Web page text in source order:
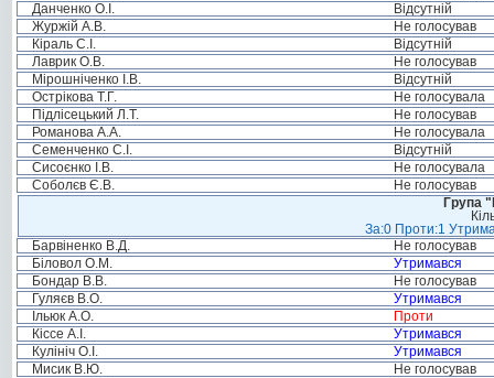
Данченко О.І.
Відсутній
Журжій А.В.
Не голосував
Кіраль С.І.
Відсутній
Лаврик О.В.
Не голосував
Мірошніченко І.В.
Відсутній
Острікова Т.Г.
Не голосувала
Підлісецький Л.Т.
Не голосував
Романова А.А.
Не голосувала
Семенченко С.І.
Відсутній
Сисоєнко І.В.
Не голосувала
Соболєв Є.В.
Не голосував
Група
За:0 Проти:1
Барвіненко В.Д.
Не голосував
Біловол О.М.
Утримався
Бондар В.В.
Не голосував
Гуляєв В.О.
Утримався
Ільюк А.О.
Проти
Кіссе А.І.
Утримався
Кулініч О.І.
Утримався
Мисик В.Ю.
Не голосував